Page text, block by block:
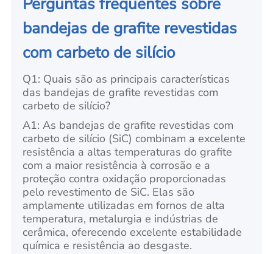
bandejas de grafite revestidas
com carbeto de silício
Q1: Quais são as principais características
das bandejas de grafite revestidas com
carbeto de silício?
A1: As bandejas de grafite revestidas com
carbeto de silício (SiC) combinam a excelente
resistência a altas temperaturas do grafite
com a maior resistência à corrosão e a
proteção contra oxidação proporcionadas
pelo revestimento de SiC. Elas são
amplamente utilizadas em fornos de alta
temperatura, metalurgia e indústrias de
cerâmica, oferecendo excelente estabilidade
química e resistência ao desgaste.